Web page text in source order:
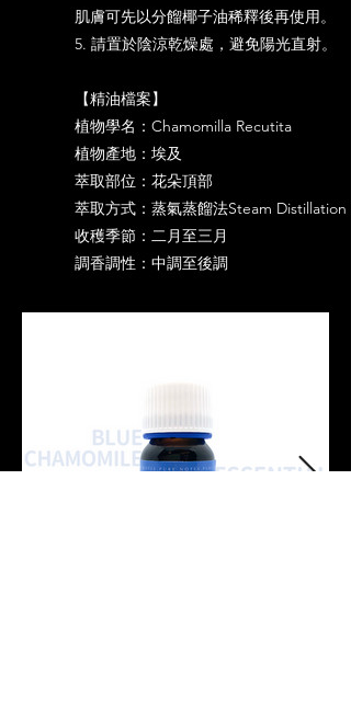
肌膚可先以分餾椰子油稀釋後再使用。
5. 請置於陰涼乾燥處，避免陽光直射。
【精油檔案】
植物學名：Chamomilla Recutita
植物產地：埃及
萃取部位：花朵頂部
萃取方式：蒸氣蒸餾法Steam Distillation
收穫季節：二月至三月
調香調性：中調至後調